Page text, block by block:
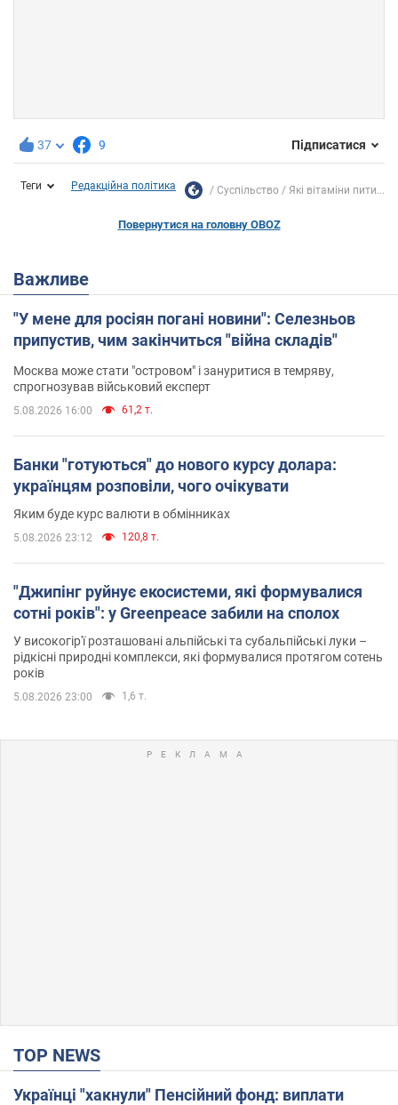
37 9 Підписатися
Теги Редакційна політика Суспільство Які вітаміни пити...
Повернутися на головну OBOZ
Важливе
"У мене для росіян погані новини": Селезньов
припустив, чим закінчиться "війна складів"
Москва може стати "островом" і зануритися в темряву,
спрогнозував військовий експерт
5.08.2026 16:00 61,2 т.
Банки "готуються" до нового курсу долара:
українцям розповіли, чого очікувати
Яким буде курс валюти в обмінниках
5.08.2026 23:12 120,8 т.
"Джипінг руйнує екосистеми, які формувалися
сотні років": у Greenpeace забили на сполох
У високогір'ї розташовані альпійські та субальпійські луки –
рідкісні природні комплекси, які формувалися протягом сотень
років
5.08.2026 23:00 1,6 т.
TOP NEWS
Українці "хакнули" Пенсійний фонд: виплати